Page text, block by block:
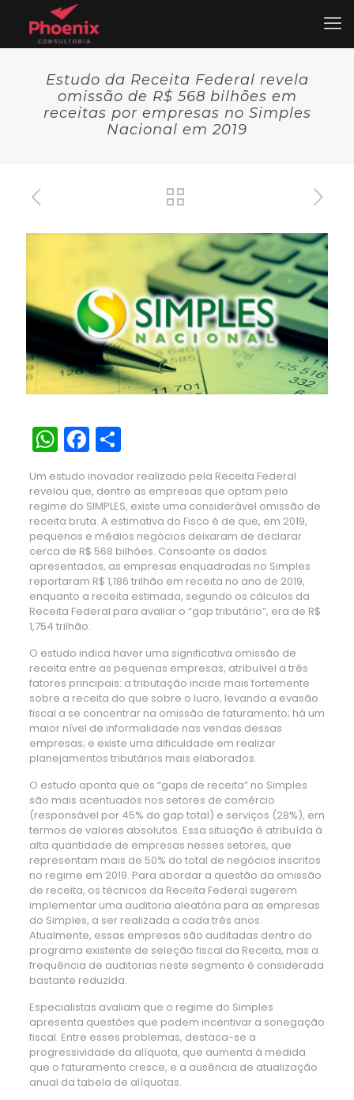
Estudo da Receita Federal revela
omissão de R$ 568 bilhões em
receitas por empresas no Simples
Nacional em 2019
WhatsApp
Facebook
Share
Um estudo inovador realizado pela Receita Federal
revelou que, dentre as empresas que optam pelo
regime do SIMPLES, existe uma considerável omissão de
receita bruta. A estimativa do Fisco é de que, em 2019,
pequenos e médios negócios deixaram de declarar
cerca de R$ 568 bilhões. Consoante os dados
apresentados, as empresas enquadradas no Simples
reportaram R$ 1,186 trilhão em receita no ano de 2019,
enquanto a receita estimada, segundo os cálculos da
Receita Federal para avaliar o “gap tributário”, era de R$
1,754 trilhão.
O estudo indica haver uma significativa omissão de
receita entre as pequenas empresas, atribuível a três
fatores principais: a tributação incide mais fortemente
sobre a receita do que sobre o lucro, levando a evasão
fiscal a se concentrar na omissão de faturamento; há um
maior nível de informalidade nas vendas dessas
empresas; e existe uma dificuldade em realizar
planejamentos tributários mais elaborados.
O estudo aponta que os “gaps de receita” no Simples
são mais acentuados nos setores de comércio
(responsável por 45% do gap total) e serviços (28%), em
termos de valores absolutos. Essa situação é atribuída à
alta quantidade de empresas nesses setores, que
representam mais de 50% do total de negócios inscritos
no regime em 2019. Para abordar a questão da omissão
de receita, os técnicos da Receita Federal sugerem
implementar uma auditoria aleatória para as empresas
do Simples, a ser realizada a cada três anos.
Atualmente, essas empresas são auditadas dentro do
programa existente de seleção fiscal da Receita, mas a
frequência de auditorias neste segmento é considerada
bastante reduzida.
Especialistas avaliam que o regime do Simples
apresenta questões que podem incentivar a sonegação
fiscal. Entre esses problemas, destaca-se a
progressividade da alíquota, que aumenta à medida
que o faturamento cresce, e a ausência de atualização
anual da tabela de alíquotas.